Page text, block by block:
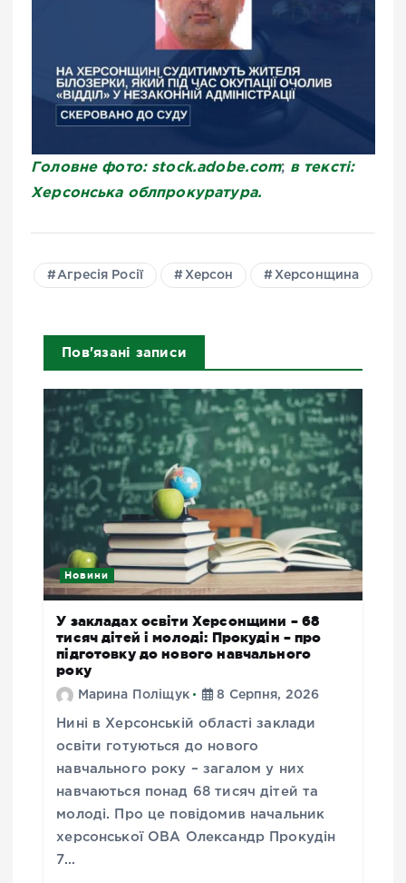
Головне фото: stock.adobe.com; в тексті:
Херсонська облпрокуратура.
Агресія Росії Херсон Херсонщина
Пов'язані записи
Новини
У закладах освіти Херсонщини – 68
тисяч дітей і молоді: Прокудін – про
підготовку до нового навчального
року
Марина Поліщук 8 Серпня, 2026
Нині в Херсонській області заклади
освіти готуються до нового
навчального року – загалом у них
навчаються понад 68 тисяч дітей та
молоді. Про це повідомив начальник
херсонської ОВА Олександр Прокудін
7…